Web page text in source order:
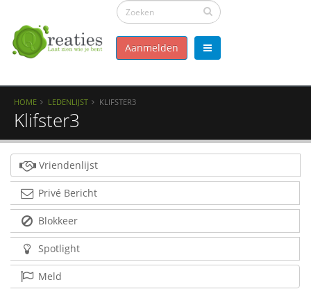
Aanmelden
HOME LEDENLIJST KLIFSTER3
Klifster3
Vriendenlijst
Privé Bericht
Blokkeer
Spotlight
Meld